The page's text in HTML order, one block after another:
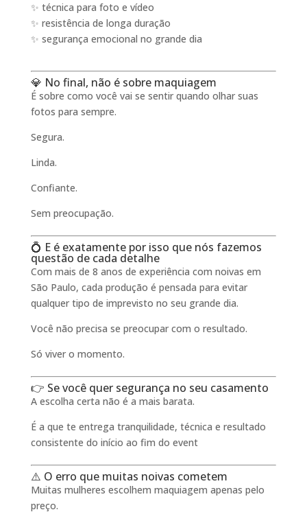
✨ técnica para foto e vídeo
✨ resistência de longa duração
✨ segurança emocional no grande dia
💎 No final, não é sobre maquiagem
É sobre como você vai se sentir quando olhar suas
fotos para sempre.
Segura.
Linda.
Confiante.
Sem preocupação.
💍 E é exatamente por isso que nós fazemos
questão de cada detalhe
Com mais de 8 anos de experiência com noivas em
São Paulo, cada produção é pensada para evitar
qualquer tipo de imprevisto no seu grande dia.
Você não precisa se preocupar com o resultado.
Só viver o momento.
👉 Se você quer segurança no seu casamento
A escolha certa não é a mais barata.
É a que te entrega tranquilidade, técnica e resultado
consistente do início ao fim do event
⚠️ O erro que muitas noivas cometem
Muitas mulheres escolhem maquiagem apenas pelo
preço.